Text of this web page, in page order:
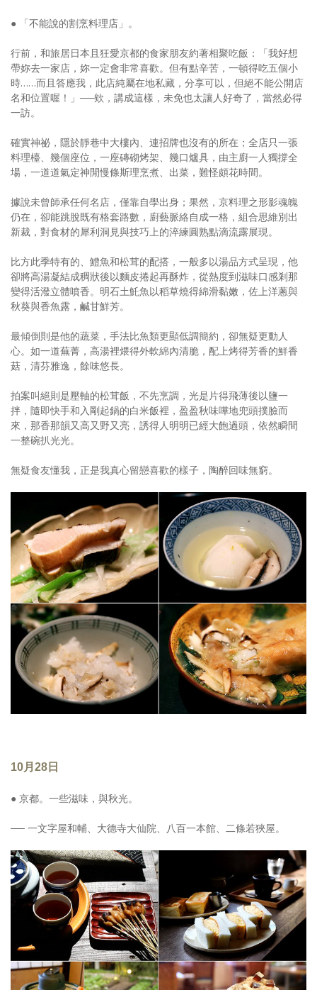
● 「不能說的割烹料理店」。
行前，和旅居日本且狂愛京都的食家朋友約著相聚吃飯：「我好想
帶妳去一家店，妳一定會非常喜歡。但有點辛苦，一頓得吃五個小
時……而且答應我，此店純屬在地私藏，分享可以，但絕不能公開店
名和位置喔！」──欸，講成這樣，未免也太讓人好奇了，當然必得
一訪。
確實神祕，隱於靜巷中大樓內、連招牌也沒有的所在；全店只一張
料理檯、幾個座位，一座磚砌烤架、幾口爐具，由主廚一人獨撐全
場，一道道氣定神閒慢條斯理烹煮、出菜，難怪頗花時間。
據說未曾師承任何名店，僅靠自學出身；果然，京料理之形影魂魄
仍在，卻能跳脫既有格套路數，廚藝脈絡自成一格，組合思維別出
新裁，對食材的犀利洞見與技巧上的淬練圓熟點滴流露展現。
比方此季特有的、鱧魚和松茸的配搭，一般多以湯品方式呈現，他
卻將高湯凝結成稠狀後以麵皮捲起再酥炸，從熱度到滋味口感剎那
變得活潑立體噴香。明石土魠魚以稻草燒得綿滑黏嫩，佐上洋蔥與
秋葵與香魚露，鹹甘鮮芳。
最傾倒則是他的蔬菜，手法比魚類更顯低調簡約，卻無疑更動人
心。如一道蕪菁，高湯裡煨得外軟綿內清脆，配上烤得芳香的鮮香
菇，清芬雅逸，餘味悠長。
拍案叫絕則是壓軸的松茸飯，不先烹調，光是片得飛薄後以鹽一
拌，隨即快手和入剛起鍋的白米飯裡，盈盈秋味嘩地兜頭撲臉而
來，那香那韻又高又野又亮，誘得人明明已經大飽過頭，依然瞬間
一整碗扒光光。
無疑食友懂我，正是我真心留戀喜歡的樣子，陶醉回味無窮。
10月28日
● 京都。一些滋味，與秋光。
── 一文字屋和輔、大德寺大仙院、八百一本館、二條若狹屋。